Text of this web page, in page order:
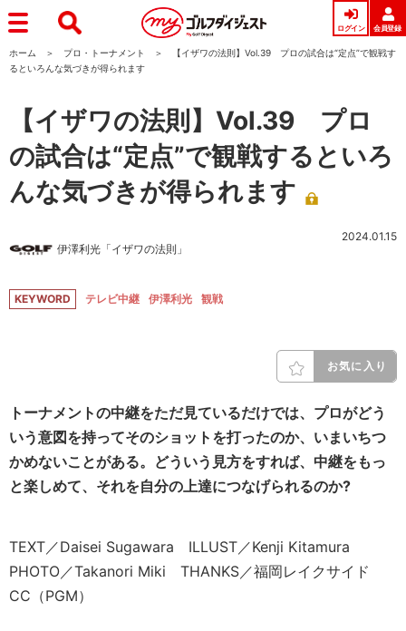
ログイン 会員登録
ホーム プロ・トーナメント
【イザワの法則】Vol.39 プロの試合は“定点”で観戦す
るといろんな気づきが得られます
【イザワの法則】Vol.39 プロ
の試合は“定点”で観戦するといろ
んな気づきが得られます
伊澤利光「イザワの法則」
2024.01.15
KEYWORD テレビ中継 伊澤利光 観戦
お気に入り
トーナメントの中継をただ見ているだけでは、プロがどう
いう意図を持ってそのショットを打ったのか、いまいちつ
かめないことがある。どういう見方をすれば、中継をもっ
と楽しめて、それを自分の上達につなげられるのか?
TEXT／Daisei Sugawara ILLUST／Kenji Kitamura
PHOTO／Takanori Miki THANKS／福岡レイクサイド
CC（PGM）